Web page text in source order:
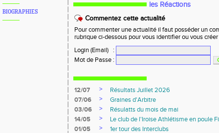
BIOGRAPHIES
les Réactions
Commentez cette actualité
Pour commenter une actualité il faut posséder un
rubrique ci-dessous pour vous identifier ou vous
Login (Email)
:
Mot de Passe :
12/07 >
Résultats Juillet 2026
07/06
>
Graines d'Arbitre
03/06
>
Résulatts du mois de mai
14/05
>
Le club de l'Iroise Athlétisme en poule
01/05
>
1er tour des Interclubs